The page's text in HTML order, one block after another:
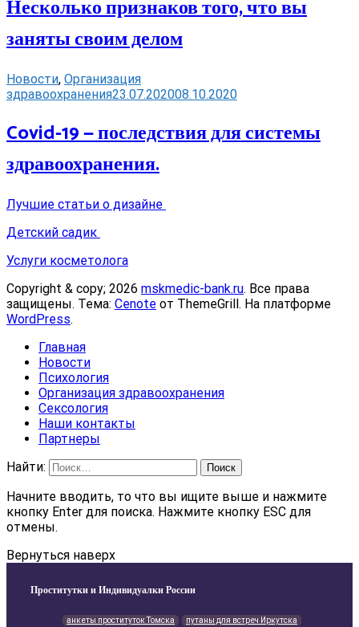
Несколько признаков того, что вы
заняты своим делом
Новости, Организация
здравоохранения23.07.202008.10.2020
Covid-19 — последствия для системы
здравоохранения.
Лучшие статьи о дизайне
Детский садик
Услуги косметолога
Copyright & copy; 2026 mskmedic-bank.ru. Все права
защищены. Тема: Cenote от ThemeGrill. На платформе
WordPress.
Главная
Новости
Психология
Организация здравоохранения
Сексология
Наши контакты
Партнеры
Найти:
Начните вводить, то что вы ищите выше и нажмите
кнопку Enter для поиска. Нажмите кнопку ESC для
отмены.
Вернуться наверх
Проститутки и Индивидуалки России
анкеты проституток Томска путаны для встреч Иркутска